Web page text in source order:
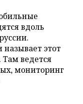
вдоль
этот
ведется
мониторинг